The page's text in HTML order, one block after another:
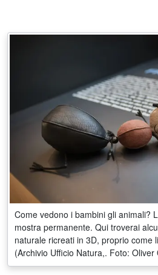
Come vedono i bambini gli animali?
mostra permanente. Qui troverai
naturale ricreati in 3D, proprio come
(Archivio Ufficio Natura,. Foto: Oliver